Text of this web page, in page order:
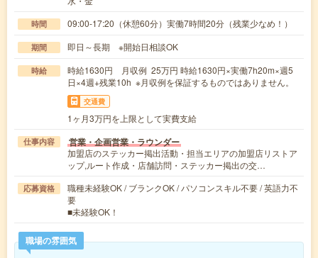
時間 09:00-17:20（休憩60分）実働7時間20分（残業少なめ！）
期間 即日～長期 ※開始日相談OK
時給
時給1630円 月収例 25万円 時給1630円×実働7h20m×週5
日×4週+残業10h ※月収例を保証するものではありません。
交通費
1ヶ月3万円を上限として実費支給
仕事内容 営業・企画営業・ラウンダー
加盟店のステッカー掲出活動・担当エリアの加盟店リストア
ップ,ルート作成・店舗訪問・ステッカー掲出の交…
応募資格
職種未経験OK / ブランクOK / パソコンスキル不要 / 英語力不
要
■未経験OK！
職場の雰囲気